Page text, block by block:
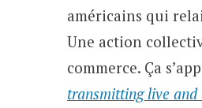
américains qui
Une action
commerce. Ça
transmitting live and